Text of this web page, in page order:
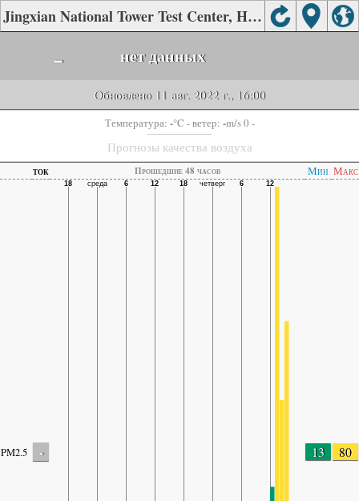
Jingxian National Tower Test Center, Hengshui качества воздуха.
- нет данных
Обновлено 11 авг. 2022 г., 16:00
Температура: -°C - ветер: -m/s 0 -
Прогнозы качества воздуха
ток Прошедшие 48 часов Мин Макс
PM2.5 - 13 80